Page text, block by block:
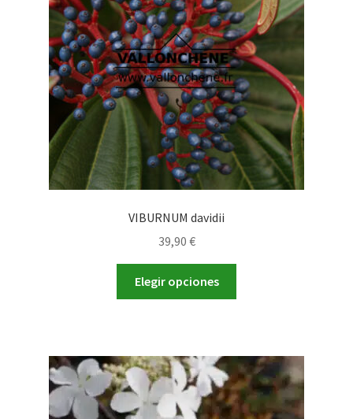
pueden
elegir
en
la
página
de
producto
VIBURNUM davidii
39,90 €
Elegir opciones
Las
opciones
se